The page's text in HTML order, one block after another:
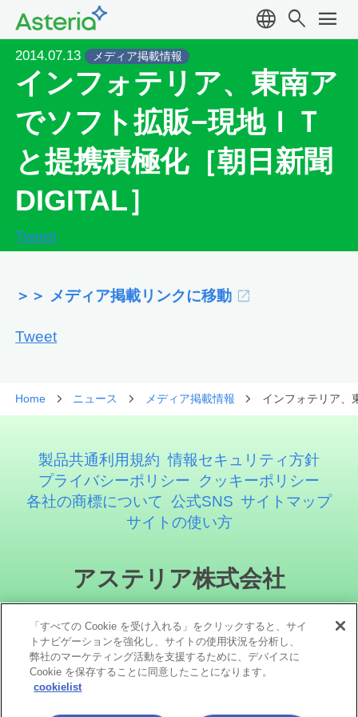
language search menu
2014.07.13 メディア掲載情報
インフォテリア、東南ア
でソフト拡販−現地ＩＴ
と提携積極化［朝日新聞
DIGITAL］
Tweet
＞＞ メディア掲載リンクに移動
Tweet
Home ニュース メディア掲載情報 インフォテリア、
製品共通利用規約 情報セキュリティ方針
プライバシーポリシー
クッキーポリシー
各社の商標について 公式SNS サイトマップ
サイトの使い方
アステリア株式会社
「すべての Cookie を受け入れる」をクリックすると、サイ
トナビゲーションを強化し、サイトの使用状況を分析し、
弊社のマーケティング活動を支援するために、デバイスに
Cookie を保存することに同意したことになります。
cookielist